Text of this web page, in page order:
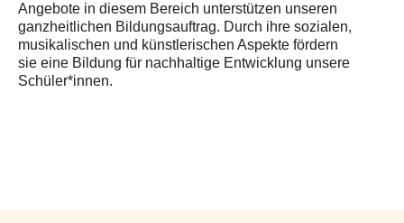
Angebote in diesem Bereich unterstützen unseren
ganzheitlichen Bildungsauftrag. Durch ihre sozialen,
musikalischen und künstlerischen Aspekte fördern
sie eine Bildung für nachhaltige Entwicklung unsere
Schüler*innen.